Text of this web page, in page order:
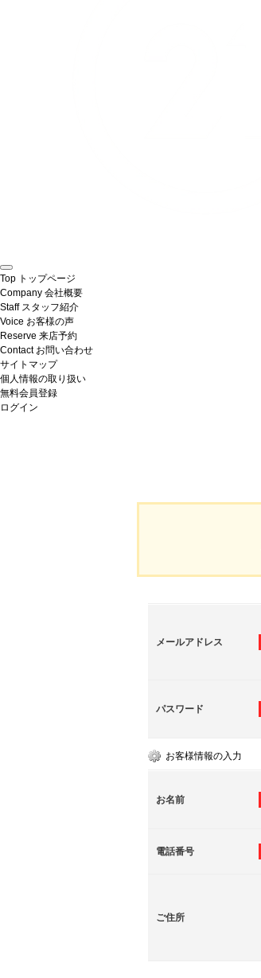
Top トップページ
Company 会社概要
Staff スタッフ紹介
Voice お客様の声
Reserve 来店予約
Contact お問い合わせ
サイトマップ
個人情報の取り扱い
無料会員登録
ログイン
メールアドレス
パスワード
お客様情報の入力
お名前
電話番号
ご住所